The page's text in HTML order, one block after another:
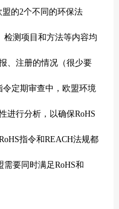
盟的2个不同的环保法
检测项目和方法等内容均
、注册的情况（很少要
令定期审查中，欧盟环境
进行分析，以确保RoHS
指令和REACH法规都
要同时满足RoHS和